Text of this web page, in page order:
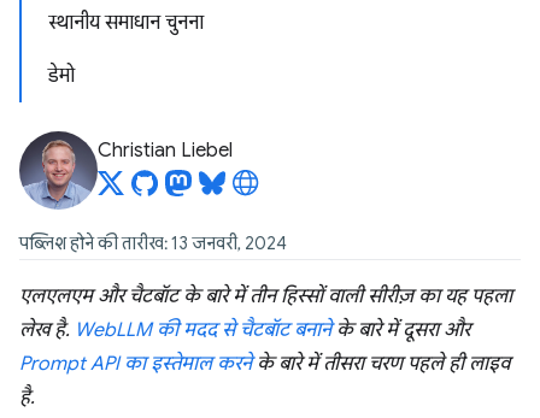
स्थानीय समाधान चुनना
डेमो
Christian Liebel
पब्लिश होने की तारीख: 13 जनवरी, 2024
एलएलएम और चैटबॉट के बारे में तीन हिस्सों वाली सीरीज़ का यह पहला
लेख है. WebLLM की मदद से चैटबॉट बनानेके बारे में दूसरा और
Prompt API का इस्तेमाल करनेके बारे में तीसरा चरण पहले ही लाइव
है.